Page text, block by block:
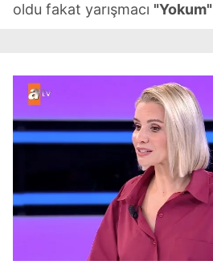
oldu fakat yarışmacı "Yokum"